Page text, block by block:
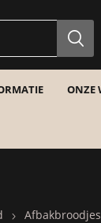
ONZE
Afbakbroodjes